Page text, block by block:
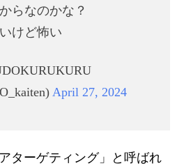
らなのかな？
けど怖い
April 27, 2024
ターゲティング」と呼ばれ